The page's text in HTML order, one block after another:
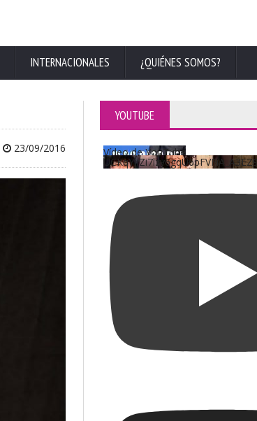
INTERNACIONALES ¿QUIÉNES SOMOS?
23/09/2016
YOUTUBE
Vídeo de YouTube